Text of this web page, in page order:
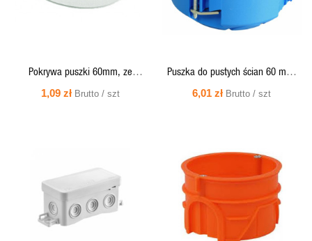
Pokrywa puszki 60mm, ze
skrzydełkami rozporowymi - WS60
1,09 zł Brutto / szt
Puszka do pustych ścian 60 mm,
łączona - PV60K Simet
6,01 zł Brutto / szt
PODGLĄD
PODGLĄD